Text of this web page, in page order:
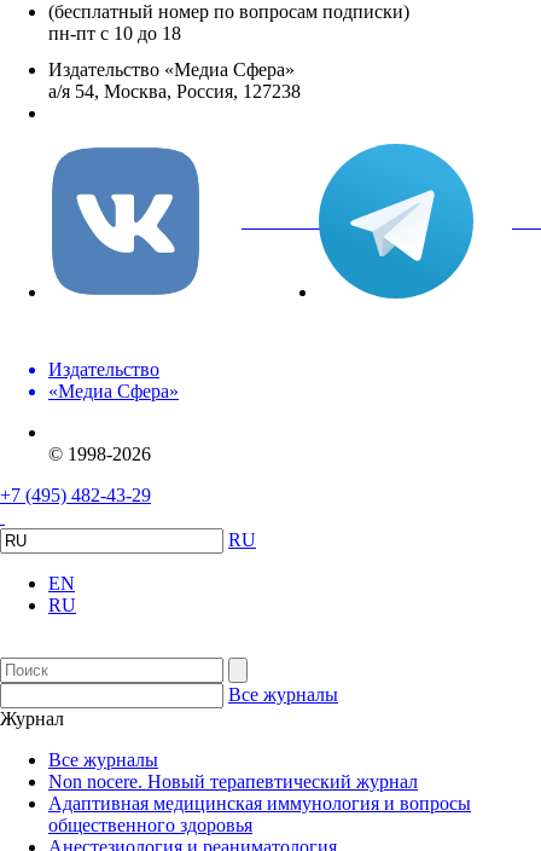
(бесплатный номер по вопросам подписки)
пн-пт с 10 до 18
Издательство «Медиа Сфера»
а/я 54, Москва, Россия, 127238
вКонтакте
Издательство
«Медиа Сфера»
© 1998-2026
+7 (495) 482-43-29
RU
EN
RU
Все журналы
Журнал
Все журналы
Non nocere. Новый терапевтический журнал
Адаптивная медицинская иммунология и вопросы
общественного здоровья
Анестезиология и реаниматология